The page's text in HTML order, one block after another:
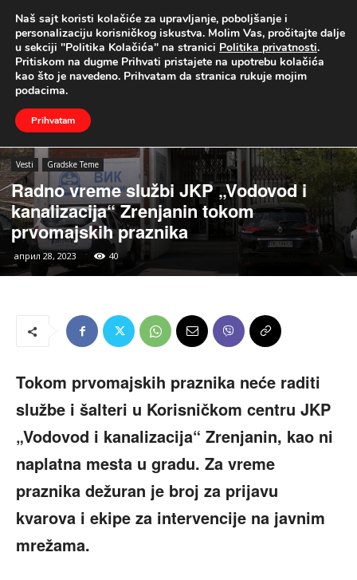
UŽIVO
Naslovna Vesti Gradske Teme
Vesti Gradske Teme
Radno vreme službi JKP „Vodovod i
kanalizacija“ Zrenjanin tokom
prvomajskih praznika
април 28, 2023 40
Tokom prvomajskih praznika neće raditi
službe i šalteri u Korisničkom centru JKP
„Vodovod i kanalizacija“ Zrenjanin, kao ni
naplatna mesta u gradu. Za vreme
praznika dežuran je broj za prijavu
kvarova i ekipe za intervencije na javnim
mrežama.
Naš sajt koristi kolačiće za upravljanje, poboljšanje i
personalizaciju korisničkog iskustva. Molim Vas, pročitajte dalje
u sekciji "Politika Kolačića" na stranici Politika privatnosti.
Pritiskom na dugme Prihvati pristajete na upotrebu kolačića
kao što je navedeno. Prihvatam da stranica rukuje mojim
podacima.
Prihvatam